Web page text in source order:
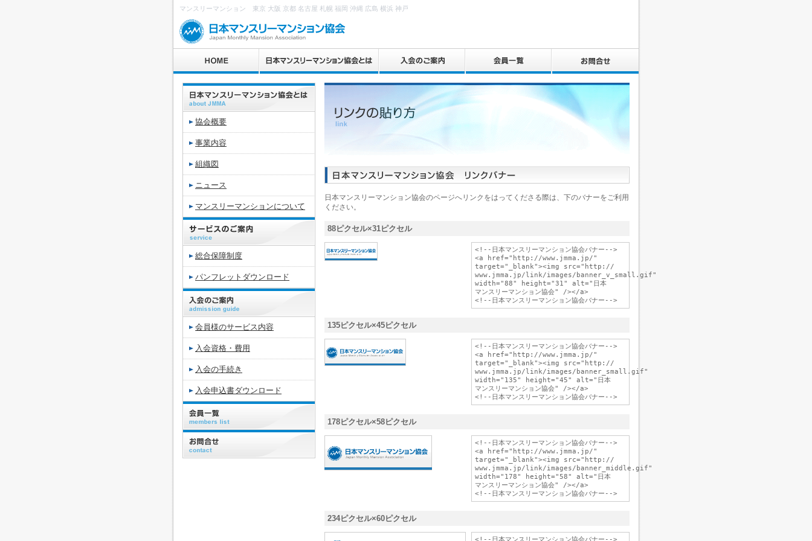
マンスリーマンション 東京 大阪 京都 名古屋 札幌 福岡 沖縄 広島 横浜 神戸
協会概要
事業内容
組織図
ニュース
マンスリーマンションについて
総合保障制度
パンフレットダウンロード
会員様のサービス内容
入会資格・費用
入会の手続き
入会申込書ダウンロード
日本マンスリーマンション協会のページへリンクをはってくださる際は、下のバナーをご利用
ください。
88ピクセル×31ピクセル
<!--日本マンスリーマンション協会バナー-->
<a href="http://www.jmma.jp/"
target="_blank"><img src="http://
www.jmma.jp/link/images/banner_v_small.gif"
width="88" height="31" alt="日本
マンスリーマンション協会" /></a>
135ピクセル×45ピクセル
<!--日本マンスリーマンション協会バナー-->
<a href="http://www.jmma.jp/"
target="_blank"><img src="http://
www.jmma.jp/link/images/banner_small.gif"
width="135" height="45" alt="日本
マンスリーマンション協会" /></a>
178ピクセル×58ピクセル
<!--日本マンスリーマンション協会バナー-->
<a href="http://www.jmma.jp/"
target="_blank"><img src="http://
www.jmma.jp/link/images/banner_middle.gif"
width="178" height="58" alt="日本
マンスリーマンション協会" /></a>
234ピクセル×60ピクセル